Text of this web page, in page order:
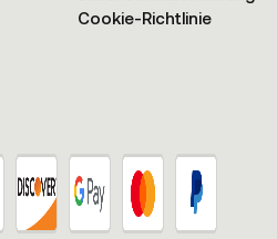
Cookie-Richtlinie